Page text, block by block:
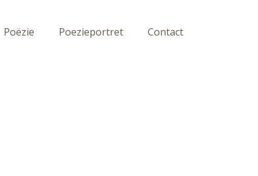
Poëzie Poezieportret Contact